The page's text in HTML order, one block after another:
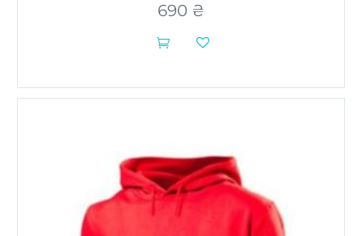
690 ₴
 